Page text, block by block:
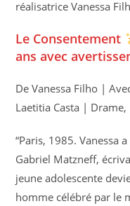
réalisatrice Vanessa
Le Consentement
ans avec
De Vanessa Filho |
Laetitia Casta |
“Paris, 1985. Vanessa
Gabriel Matzneff,
jeune adolescente
homme célébré par le